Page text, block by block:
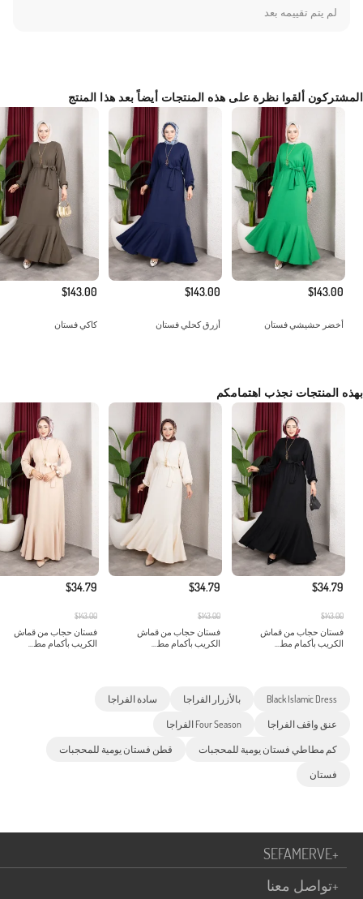
لم يتم تقييمه بعد
المشتركون ألقوا نظرة على هذه المنتجات أيضاً بعد هذا المنتج
$143.00
أخضر حشيشي فستان
$143.00
أزرق كحلي فستان
$143.00
كاكي فستان
بهذه المنتجات نجذب اهتمامكم
$34.79
$143.00
فستان حجاب من قماش
الكريب بأكمام مط...
$34.79
$143.00
فستان حجاب من قماش
الكريب بأكمام مط...
$34.79
$143.00
فستان حجاب من قماش
الكريب بأكمام مط...
Black Islamic Dress بالأزرار الفراجا سادة الفراجا
عنق واقف الفراجا Four Season الفراجا
كم مطاطي فستان يومية للمحجبات قطن فستان يومية للمحجبات
فستان
SEFAMERVE+
تواصل معنا+